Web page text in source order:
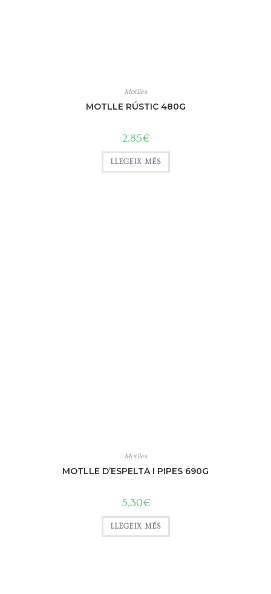
Motlles
MOTLLE RÚSTIC 480G
2,85€
LLEGEIX MÉS
Motlles
MOTLLE D’ESPELTA I PIPES 690G
5,30€
LLEGEIX MÉS